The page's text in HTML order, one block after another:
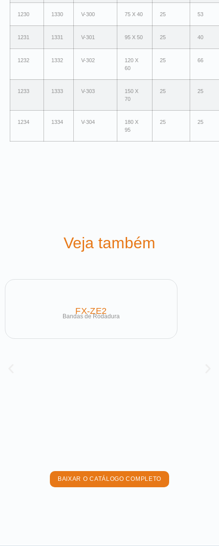
1230 1330 V-300 75 X 40 25 53
1231 1331 V-301 95 X 50 25 40
1232 1332 V-302
120 X
60
25 66
1233 1333 V-303
150 X
70
25 25
1234 1334 V-304
180 X
95
25 25
Veja também
FX-ZE2
Bandas de Rodadura
BAIXAR O CATÁLOGO COMPLETO